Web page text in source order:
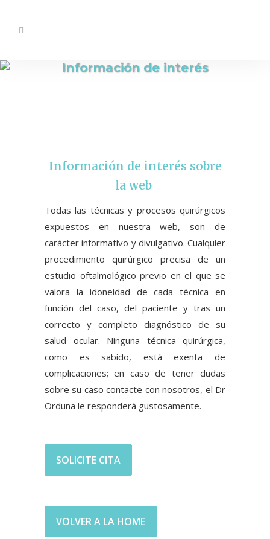
Información de interés
Información de interés sobre
la web
Todas las técnicas y procesos quirúrgicos
expuestos en nuestra web, son de
carácter informativo y divulgativo. Cualquier
procedimiento quirúrgico precisa de un
estudio oftalmológico previo en el que se
valora la idoneidad de cada técnica en
función del caso, del paciente y tras un
correcto y completo diagnóstico de su
salud ocular. Ninguna técnica quirúrgica,
como es sabido, está exenta de
complicaciones; en caso de tener dudas
sobre su caso contacte con nosotros, el Dr
Orduna le responderá gustosamente.
SOLICITE CITA
VOLVER A LA HOME